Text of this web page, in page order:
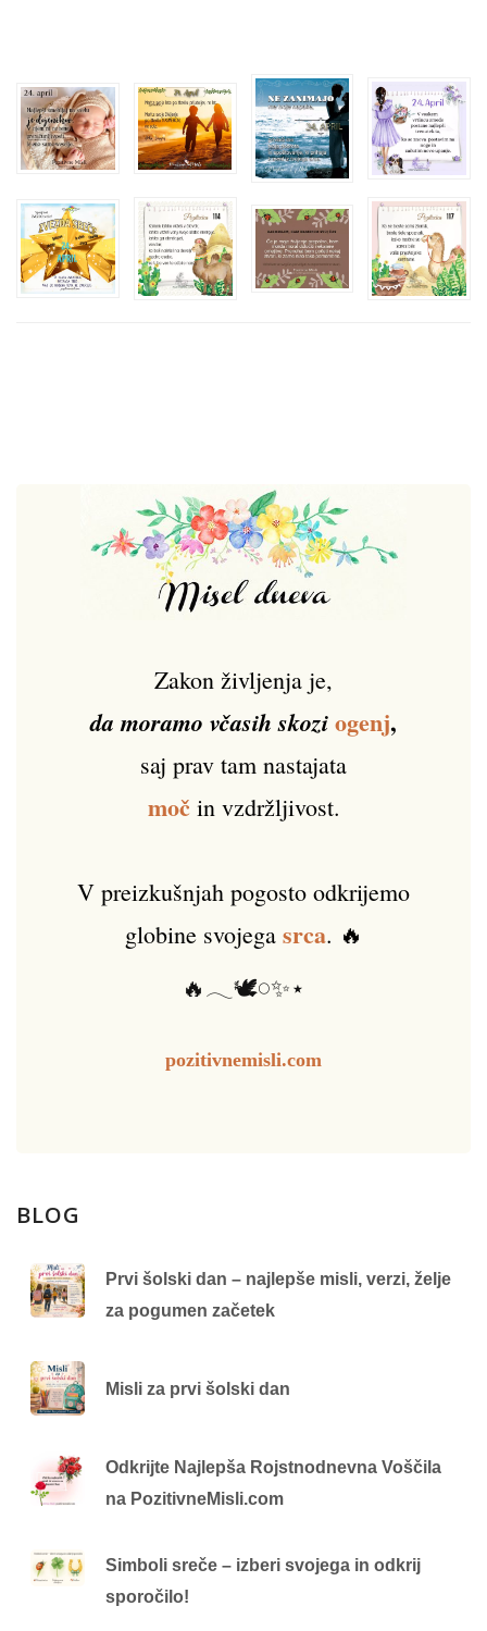
Zakon življenja je,
da moramo včasih skoziogenj,
saj prav tam nastajata
močin vzdržljivost.
V preizkušnjah pogosto odkrijemo
globine svojega srca. 🔥
🔥𓂃🕊️𓏸✨⋆
pozitivnemisli.com
BLOG
Prvi šolski dan – najlepše misli, verzi, želje
za pogumen začetek
Misli za prvi šolski dan
Odkrijte Najlepša Rojstnodnevna Voščila
na PozitivneMisli.com
Simboli sreče – izberi svojega in odkrij
sporočilo!